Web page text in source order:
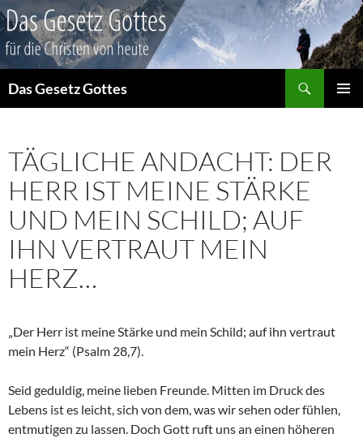
Das Gesetz Gottes
TÄGLICHE ANDACHT: DER
HERR IST MEINE STÄRKE
UND MEIN SCHILD; AUF
IHN VERTRAUT MEIN
HERZ…
„Der Herr ist meine Stärke und mein Schild; auf ihn vertraut
mein Herz“ (Psalm 28,7).
Seid geduldig, meine lieben Freunde. Mitten im Druck des
Lebens ist es leicht, sich von dem, was wir sehen oder fühlen,
entmutigen zu lassen. Doch Gott ruft uns an einen höheren